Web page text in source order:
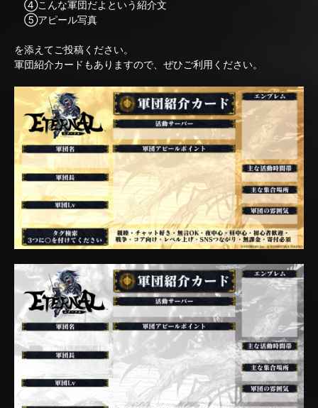
④こんな軍団だよという紹介文
⑤アピール写真
を添えてご投稿ください。
軍団紹介カードもありますので、ぜひご利用ください。